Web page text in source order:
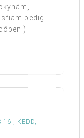
pedig
16., KEDD,